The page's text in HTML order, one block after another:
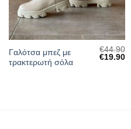
Γαλότσα μπεζ με
τρακτερωτή σόλα
€44.90
Original
€19.90Η